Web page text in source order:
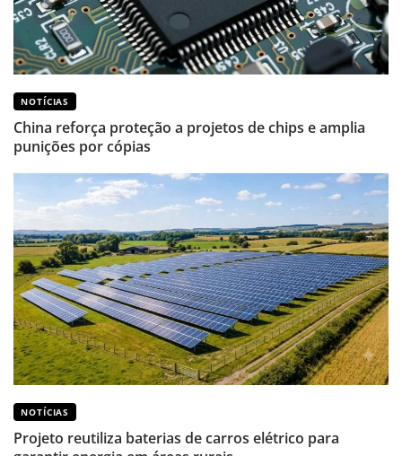
NOTÍCIAS
China reforça proteção a projetos de chips e amplia
punições por cópias
NOTÍCIAS
Projeto reutiliza baterias de carros elétrico para